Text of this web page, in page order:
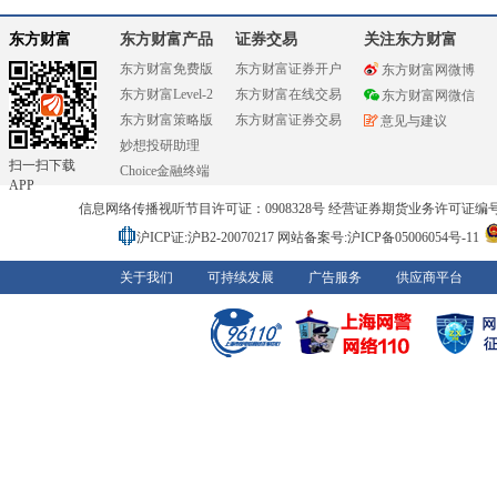
东方财富
扫一扫下载
APP
东方财富产品
东方财富免费版
东方财富Level-2
东方财富策略版
妙想投研助理
Choice金融终端
证券交易
东方财富证券开户
东方财富在线交易
东方财富证券交易
关注东方财富
东方财富网微博
东方财富网微信
意见与建议
信息网络传播视听节目许可证：0908328号 经营证券期货业务许可证编
沪ICP证:沪B2-20070217 网站备案号:沪ICP备05006054号-11
关于我们 可持续发展 广告服务 供应商平台